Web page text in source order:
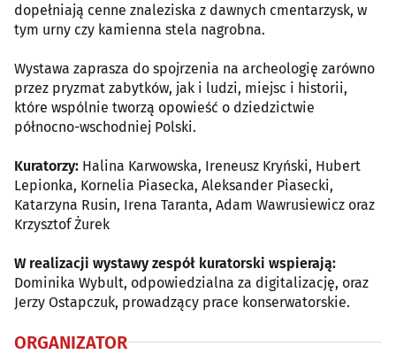
dopełniają cenne znaleziska z dawnych cmentarzysk, w
tym urny czy kamienna stela nagrobna.
Wystawa zaprasza do spojrzenia na archeologię zarówno
przez pryzmat zabytków, jak i ludzi, miejsc i historii,
które wspólnie tworzą opowieść o dziedzictwie
północno-wschodniej Polski.
Kuratorzy: Halina Karwowska, Ireneusz Kryński, Hubert
Lepionka, Kornelia Piasecka, Aleksander Piasecki,
Katarzyna Rusin, Irena Taranta, Adam Wawrusiewicz oraz
Krzysztof Żurek
W realizacji wystawy zespół kuratorski wspierają:
Dominika Wybult, odpowiedzialna za digitalizację, oraz
Jerzy Ostapczuk, prowadzący prace konserwatorskie.
ORGANIZATOR